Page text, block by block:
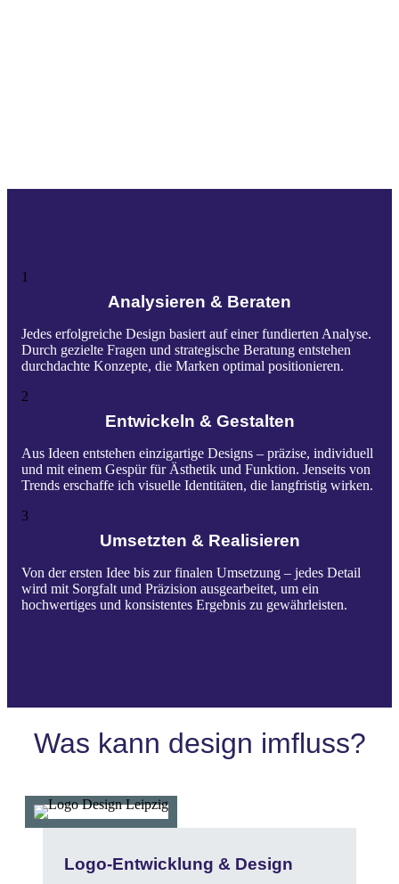
1
Analysieren & Beraten
Jedes erfolgreiche Design basiert auf einer fundierten Analyse.
Durch gezielte Fragen und strategische Beratung entstehen
durchdachte Konzepte, die Marken optimal positionieren.
2
Entwickeln & Gestalten
Aus Ideen entstehen einzigartige Designs – präzise, individuell
und mit einem Gespür für Ästhetik und Funktion. Jenseits von
Trends erschaffe ich visuelle Identitäten, die langfristig wirken.
3
Umsetzten & Realisieren
Von der ersten Idee bis zur finalen Umsetzung – jedes Detail
wird mit Sorgfalt und Präzision ausgearbeitet, um ein
hochwertiges und konsistentes Ergebnis zu gewährleisten.
Was kann design imfluss?
Logo-Entwicklung & Design